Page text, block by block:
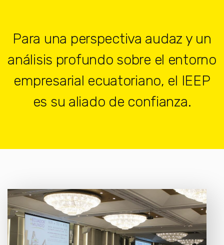
Para una perspectiva audaz y un
análisis profundo sobre el entorno
empresarial ecuatoriano, el IEEP
es su aliado de confianza.